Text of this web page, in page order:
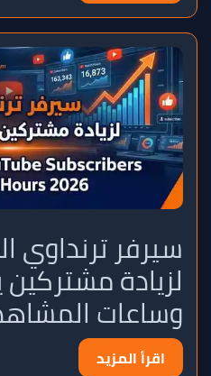
سيرفر ترنداوي
لزيادة
وساعات المشاهدة
اقرأ المزيد